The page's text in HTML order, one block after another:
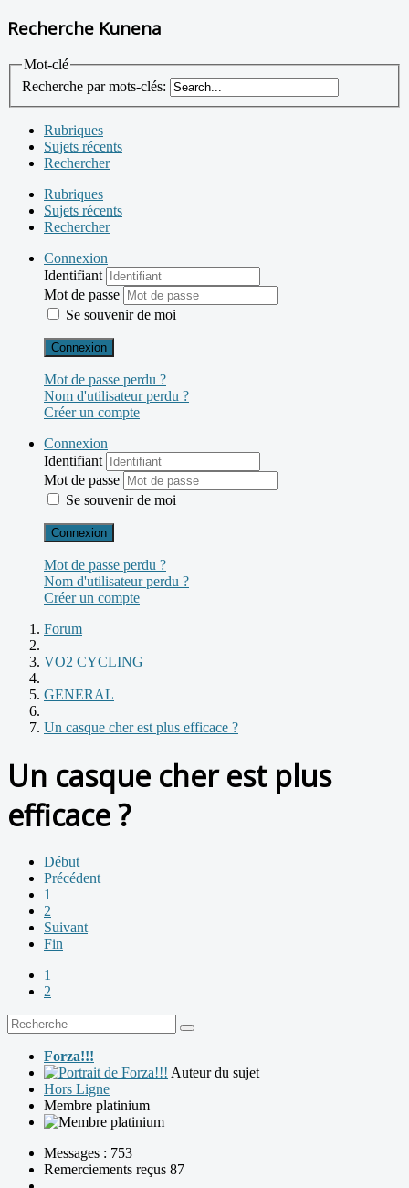
Recherche Kunena
Mot-clé
Recherche par mots-clés:
Rubriques
Sujets récents
Rechercher
Rubriques
Sujets récents
Rechercher
Connexion
Identifiant
Mot de passe
Se souvenir de moi
Connexion
Mot de passe perdu ?
Nom d'utilisateur perdu ?
Créer un compte
Connexion
Identifiant
Mot de passe
Se souvenir de moi
Connexion
Mot de passe perdu ?
Nom d'utilisateur perdu ?
Créer un compte
Forum
VO2 CYCLING
GENERAL
Un casque cher est plus efficace ?
Un casque cher est plus
efficace ?
Début
Précédent
1
2
Suivant
Fin
1
2
Forza!!!
Auteur du sujet
Hors Ligne
Membre platinium
Messages : 753
Remerciements reçus 87